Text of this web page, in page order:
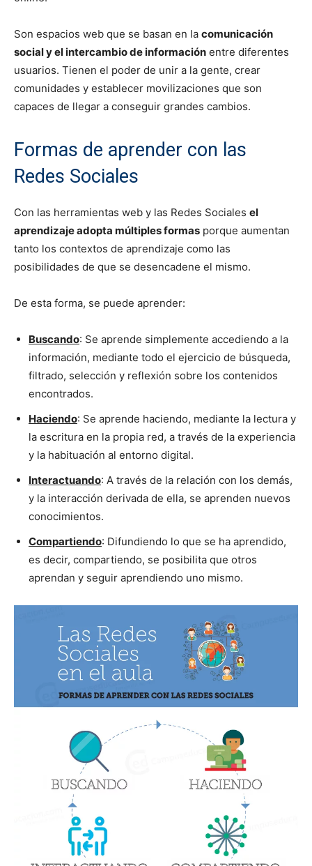
Son espacios web que se basan en la comunicación
social y el intercambio de información entre diferentes
usuarios. Tienen el poder de unir a la gente, crear
comunidades y establecer movilizaciones que son
capaces de llegar a conseguir grandes cambios.
Formas de aprender con las
Redes Sociales
Con las herramientas web y las Redes Sociales el
aprendizaje adopta múltiples formas porque aumentan
tanto los contextos de aprendizaje como las
posibilidades de que se desencadene el mismo.
De esta forma, se puede aprender:
Buscando: Se aprende simplemente accediendo a la
información, mediante todo el ejercicio de búsqueda,
filtrado, selección y reflexión sobre los contenidos
encontrados.
Haciendo: Se aprende haciendo, mediante la lectura y
la escritura en la propia red, a través de la experiencia
y la habituación al entorno digital.
Interactuando: A través de la relación con los demás,
y la interacción derivada de ella, se aprenden nuevos
conocimientos.
Compartiendo: Difundiendo lo que se ha aprendido,
es decir, compartiendo, se posibilita que otros
aprendan y seguir aprendiendo uno mismo.